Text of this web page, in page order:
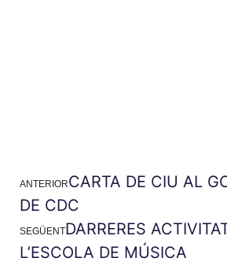
ANTERIORCARTA DE CIU AL
DE CDC
SEGÜENTDARRERES
L’ESCOLA DE MÚSICA